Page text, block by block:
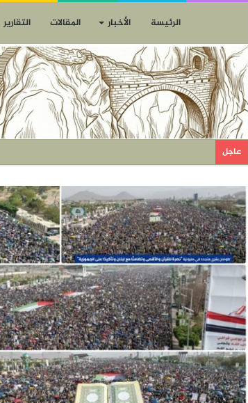
الرئيسة الأخبار المقالات التقارير
عاجل